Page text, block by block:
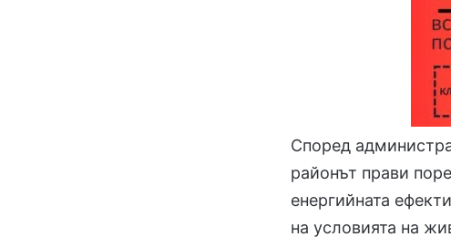
Според
районът прави
енергийната
на условията на